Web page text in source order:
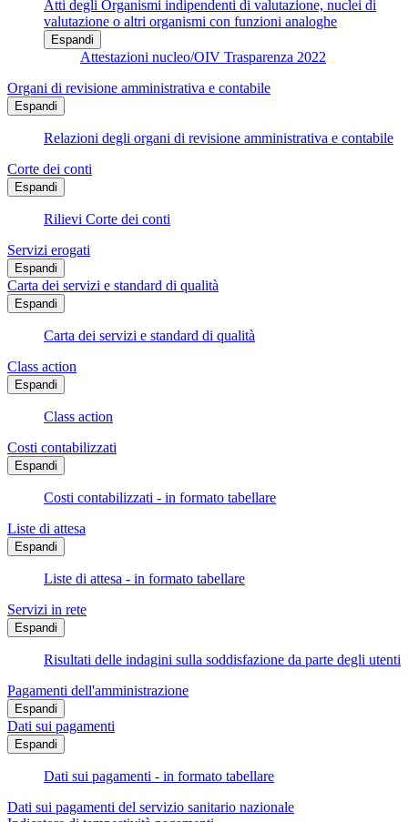
Atti degli Organismi indipendenti di valutazione, nuclei di
valutazione o altri organismi con funzioni analoghe
Espandi
Attestazioni nucleo/OIV Trasparenza 2022
Organi di revisione amministrativa e contabile
Espandi
Relazioni degli organi di revisione amministrativa e contabile
Corte dei conti
Espandi
Rilievi Corte dei conti
Servizi erogati
Espandi
Carta dei servizi e standard di qualità
Espandi
Carta dei servizi e standard di qualità
Class action
Espandi
Class action
Costi contabilizzati
Espandi
Costi contabilizzati - in formato tabellare
Liste di attesa
Espandi
Liste di attesa - in formato tabellare
Servizi in rete
Espandi
Risultati delle indagini sulla soddisfazione da parte degli utenti
Pagamenti dell'amministrazione
Espandi
Dati sui pagamenti
Espandi
Dati sui pagamenti - in formato tabellare
Dati sui pagamenti del servizio sanitario nazionale